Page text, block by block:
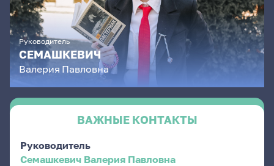
Руководитель
СЕМАШКЕВИЧ
Валерия Павловна
ВАЖНЫЕ КОНТАКТЫ
Руководитель
Семашкевич Валерия Павловна